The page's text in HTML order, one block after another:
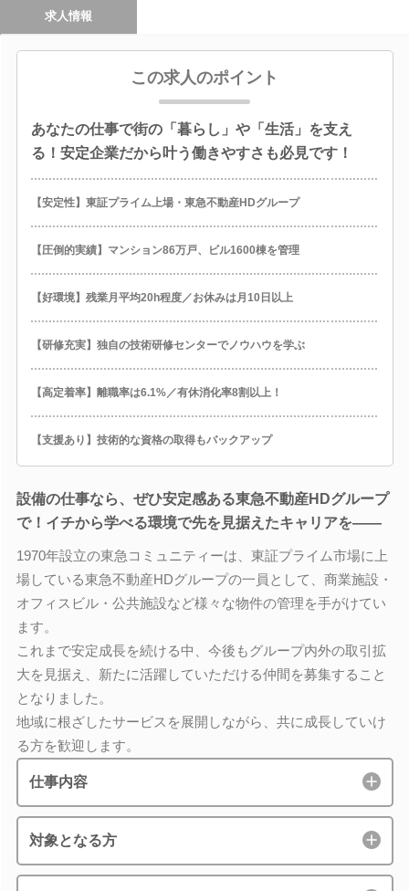
求人情報
この求人のポイント
あなたの仕事で街の「暮らし」や「生活」を支え
る！安定企業だから叶う働きやすさも必見です！
【安定性】東証プライム上場・東急不動産HDグループ
【圧倒的実績】マンション86万戸、ビル1600棟を管理
【好環境】残業月平均20h程度／お休みは月10日以上
【研修充実】独自の技術研修センターでノウハウを学ぶ
【高定着率】離職率は6.1%／有休消化率8割以上！
【支援あり】技術的な資格の取得もバックアップ
設備の仕事なら、ぜひ安定感ある東急不動産HDグループ
で！イチから学べる環境で先を見据えたキャリアを――
1970年設立の東急コミュニティーは、東証プライム市場に上
場している東急不動産HDグループの一員として、商業施設・
オフィスビル・公共施設など様々な物件の管理を手がけてい
ます。
これまで安定成長を続ける中、今後もグループ内外の取引拡
大を見据え、新たに活躍していただける仲間を募集すること
となりました。
地域に根ざしたサービスを展開しながら、共に成長していけ
る方を歓迎します。
仕事内容
対象となる方